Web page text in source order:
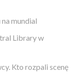
mundial
Library w
Kto rozpali scenę